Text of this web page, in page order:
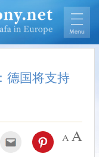
德国将支持